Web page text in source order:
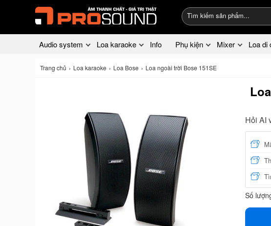
Audio system Loa karaoke Info Phụ kiện Mixer Loa di
Trang chủ Loa karaoke Loa Bose Loa ngoài trời Bose 151SE
Hỏi AI
Số